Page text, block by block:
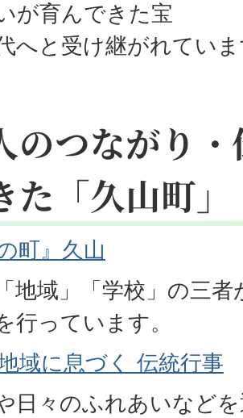
が育んできた宝
へと受け継がれてい
のつながり
た「久山町」
町』久山
地域」「学校」の三
行っています。
域に息づく 伝統行事
日々のふれあいなど